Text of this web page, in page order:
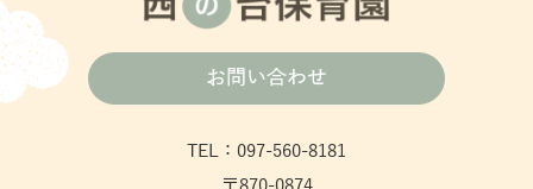
お問い合わせ
TEL：097-560-8181
〒870-0874